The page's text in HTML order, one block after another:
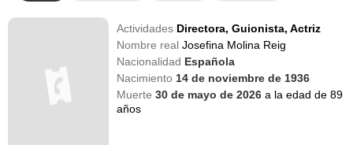
Actividades Directora,Guionista,Actriz
Nombre realJosefina Molina Reig
Nacionalidad Española
Nacimiento 14 de noviembre de 1936
Muerte30 de mayo de 2026a la edad de 89
años